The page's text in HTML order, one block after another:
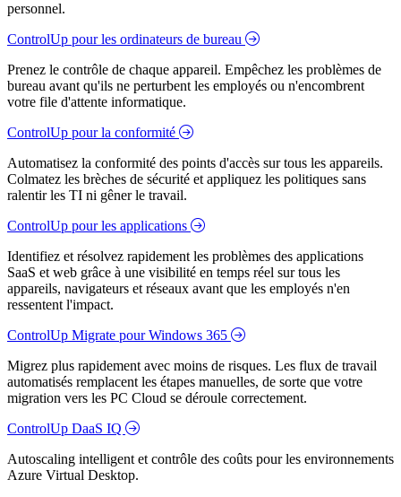
personnel.
ControlUp pour les ordinateurs de bureau
Prenez le contrôle de chaque appareil. Empêchez les problèmes de
bureau avant qu'ils ne perturbent les employés ou n'encombrent
votre file d'attente informatique.
ControlUp pour la conformité
Automatisez la conformité des points d'accès sur tous les appareils.
Colmatez les brèches de sécurité et appliquez les politiques sans
ralentir les TI ni gêner le travail.
ControlUp pour les applications
Identifiez et résolvez rapidement les problèmes des applications
SaaS et web grâce à une visibilité en temps réel sur tous les
appareils, navigateurs et réseaux avant que les employés n'en
ressentent l'impact.
ControlUp Migrate pour Windows 365
Migrez plus rapidement avec moins de risques. Les flux de travail
automatisés remplacent les étapes manuelles, de sorte que votre
migration vers les PC Cloud se déroule correctement.
ControlUp DaaS IQ
Autoscaling intelligent et contrôle des coûts pour les environnements
Azure Virtual Desktop.